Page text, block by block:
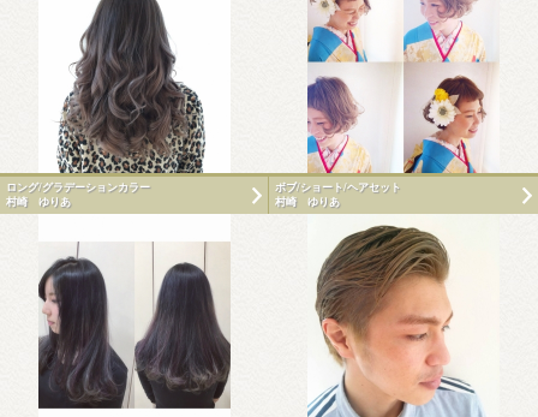
ロング/グラデーションカラー
村崎 ゆりあ
ボブ/ショート/ヘアセット
村崎 ゆりあ